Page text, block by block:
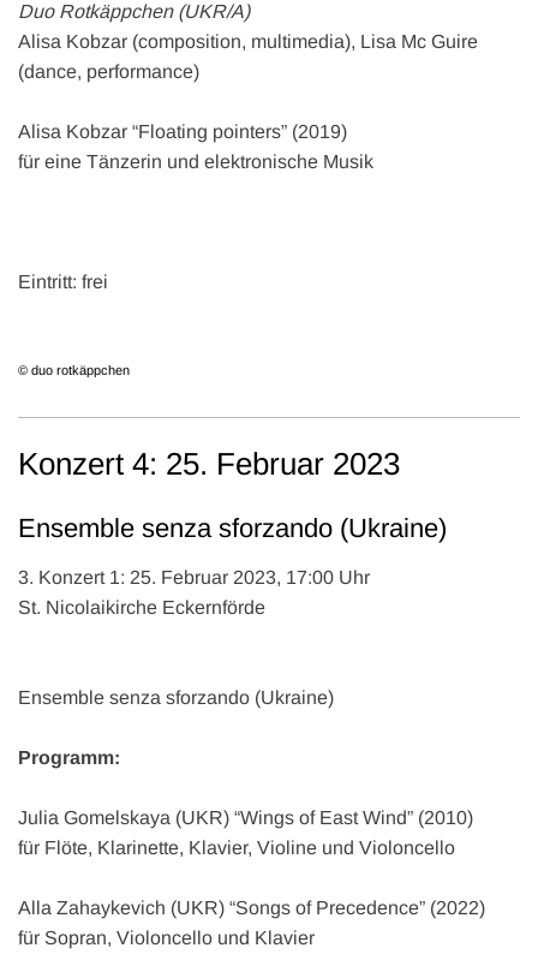
Duo Rotkäppchen (UKR/A)
Alisa Kobzar (composition, multimedia), Lisa Mc Guire
(dance, performance)
Alisa Kobzar “Floating pointers” (2019)
für eine Tänzerin und elektronische Musik
Eintritt: frei
© duo rotkäppchen
Konzert 4: 25. Februar 2023
Ensemble senza sforzando (Ukraine)
3. Konzert 1: 25. Februar 2023, 17:00 Uhr
St. Nicolaikirche Eckernförde
Ensemble senza sforzando (Ukraine)
Programm:
Julia Gomelskaya (UKR) “Wings of East Wind” (2010)
für Flöte, Klarinette, Klavier, Violine und Violoncello
Alla Zahaykevich (UKR) “Songs of Precedence” (2022)
für Sopran, Violoncello und Klavier